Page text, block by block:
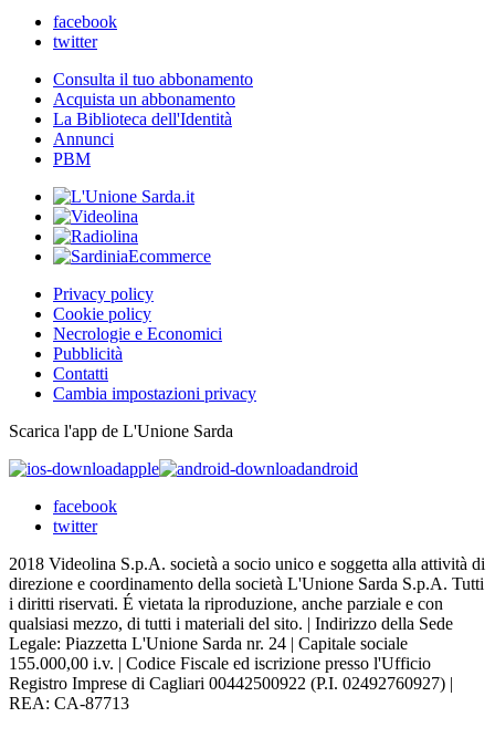
facebook
twitter
Consulta il tuo abbonamento
Acquista un abbonamento
La Biblioteca dell'Identità
Annunci
PBM
Privacy policy
Cookie policy
Necrologie e Economici
Pubblicità
Contatti
Cambia impostazioni privacy
Scarica l'app de L'Unione Sarda
apple
android
facebook
twitter
2018 Videolina S.p.A. società a socio unico e soggetta alla attività di
direzione e coordinamento della società L'Unione Sarda S.p.A. Tutti
i diritti riservati. É vietata la riproduzione, anche parziale e con
qualsiasi mezzo, di tutti i materiali del sito. | Indirizzo della Sede
Legale: Piazzetta L'Unione Sarda nr. 24 | Capitale sociale
155.000,00 i.v. | Codice Fiscale ed iscrizione presso l'Ufficio
Registro Imprese di Cagliari 00442500922 (P.I. 02492760927) |
REA: CA-87713